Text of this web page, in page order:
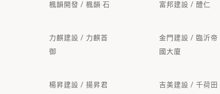
楓韻開發 / 楓韻·石 富邦建設 / 醴仁
力麒建設 / 力麒首
御
金門建設 / 臨沂帝
國大廈
楊昇建設 / 揚昇君
吉美建設 / 千荷田